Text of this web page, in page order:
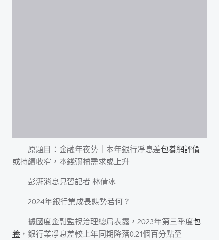
原題目：金融年夜勢｜本年銀行凈息差包養網評價
或持續收窄，本錢彌補需求或上升
彭湃消息見習記者 林倩冰
2024年銀行業成長態勢若何？
據國度金融監視治理總局表露，2023年第三季度包
養 ，銀行業凈息差較上年同期降落0.21個百分點至